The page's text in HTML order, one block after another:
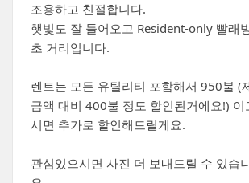
조용하고 친절합니다.
햇빛도 잘 들어오고 Resident-only 빨래
초 거리입니다.
렌트는 모든 유틸리티 포함해서 950불 (
금액 대비 400불 정도 할인된거에요!) 이
시면 추가로 할인해드릴게요.
관심있으시면 사진 더 보내드릴 수 있습